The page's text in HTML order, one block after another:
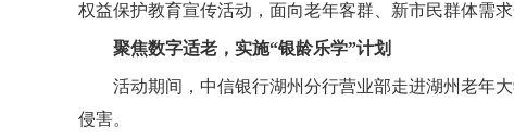
权益保护教育宣传活动，面向老年客群、新市民群体需
聚焦数字适老，实施“银龄乐学”计划
活动期间，中信银行湖州分行营业部走进湖州老年
侵害。